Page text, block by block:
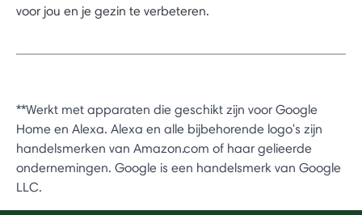
voor jou en je gezin te verbeteren.
**Werkt met apparaten die geschikt zijn voor Google
Home en Alexa. Alexa en alle bijbehorende logo's zijn
handelsmerken van Amazon.com of haar gelieerde
ondernemingen. Google is een handelsmerk van Google
LLC.